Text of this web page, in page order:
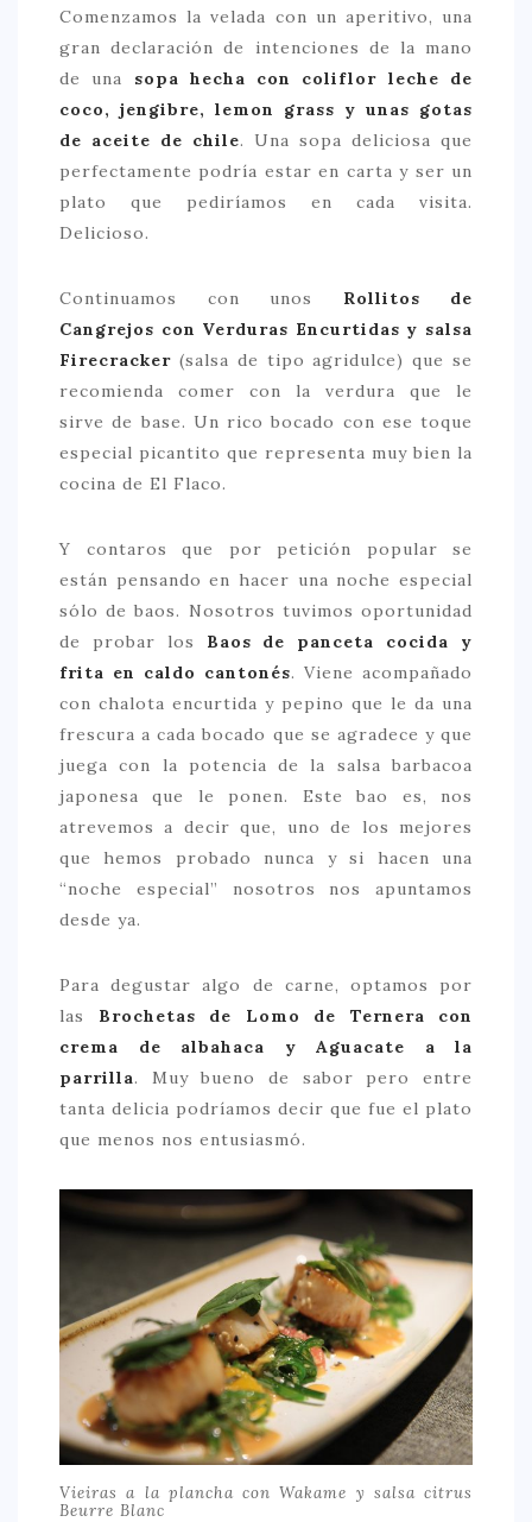
Comenzamos la velada con un aperitivo, una
gran declaración de intenciones de la mano
de una sopa hecha con coliflor leche de
coco, jengibre, lemon grass y unas gotas
de aceite de chile. Una sopa deliciosa que
perfectamente podría estar en carta y ser un
plato que pediríamos en cada visita.
Delicioso.
Continuamos con unos Rollitos de
Cangrejos con Verduras Encurtidas y salsa
Firecracker (salsa de tipo agridulce) que se
recomienda comer con la verdura que le
sirve de base. Un rico bocado con ese toque
especial picantito que representa muy bien la
cocina de El Flaco.
Y contaros que por petición popular se
están pensando en hacer una noche especial
sólo de baos. Nosotros tuvimos oportunidad
de probar los Baos de panceta cocida y
frita en caldo cantonés. Viene acompañado
con chalota encurtida y pepino que le da una
frescura a cada bocado que se agradece y que
juega con la potencia de la salsa barbacoa
japonesa que le ponen. Este bao es, nos
atrevemos a decir que, uno de los mejores
que hemos probado nunca y si hacen una
“noche especial” nosotros nos apuntamos
desde ya.
Para degustar algo de carne, optamos por
las Brochetas de Lomo de Ternera con
crema de albahaca y Aguacate a la
parrilla. Muy bueno de sabor pero entre
tanta delicia podríamos decir que fue el plato
que menos nos entusiasmó.
Vieiras a la plancha con Wakame y salsa citrus
Beurre Blanc